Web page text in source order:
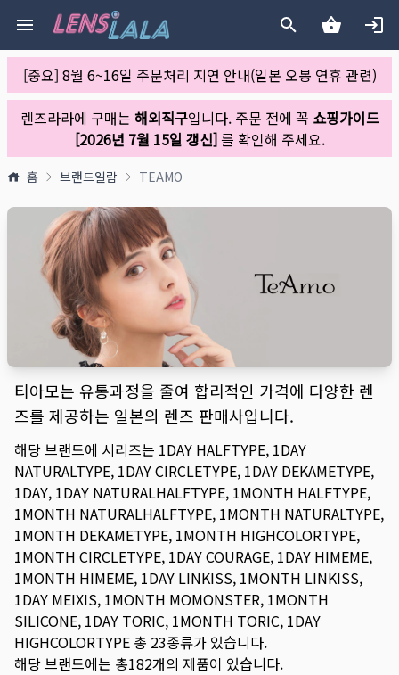
[중요] 8월 6~16일 주문처리 지연 안내(일본 오봉 연휴 관련)
렌즈라라에 구매는 해외직구입니다. 주문 전에 꼭 쇼핑가이드
[2026년 7월 15일 갱신]를 확인해 주세요.
홈 브랜드일람 TEAMO
티아모는 유통과정을 줄여 합리적인 가격에 다양한 렌
즈를 제공하는 일본의 렌즈 판매사입니다.
해당 브랜드에 시리즈는 1DAY HALFTYPE, 1DAY
NATURALTYPE, 1DAY CIRCLETYPE, 1DAY DEKAMETYPE,
1DAY, 1DAY NATURALHALFTYPE, 1MONTH HALFTYPE,
1MONTH NATURALHALFTYPE, 1MONTH NATURALTYPE,
1MONTH DEKAMETYPE, 1MONTH HIGHCOLORTYPE,
1MONTH CIRCLETYPE, 1DAY COURAGE, 1DAY HIMEME,
1MONTH HIMEME, 1DAY LINKISS, 1MONTH LINKISS,
1DAY MEIXIS, 1MONTH MOMONSTER, 1MONTH
SILICONE, 1DAY TORIC, 1MONTH TORIC, 1DAY
HIGHCOLORTYPE 총 23종류가 있습니다.
해당 브랜드에는 총182개의 제품이 있습니다.